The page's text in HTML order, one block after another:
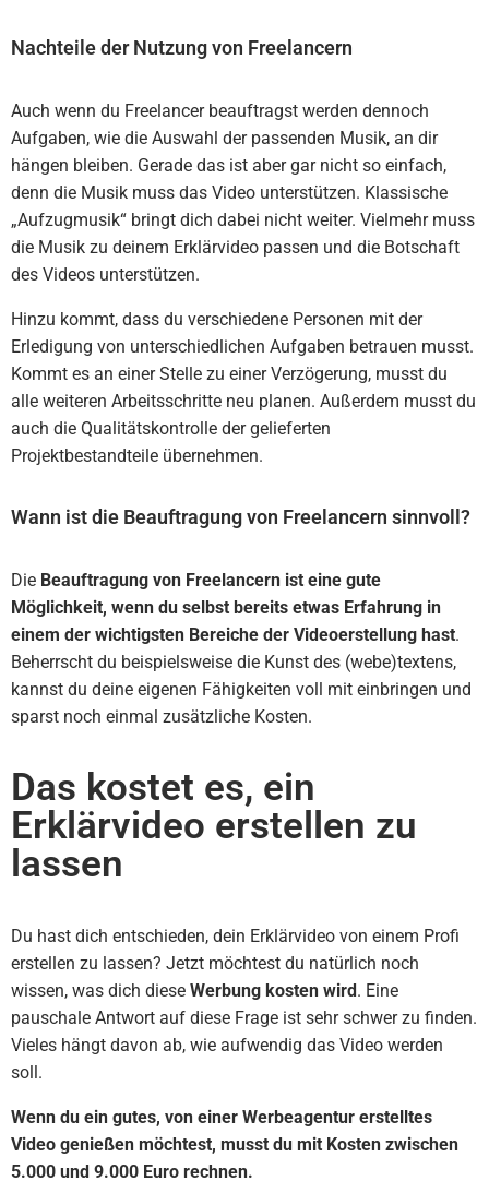
Nachteile der Nutzung von Freelancern
Auch wenn du Freelancer beauftragst werden dennoch
Aufgaben, wie die Auswahl der passenden Musik, an dir
hängen bleiben. Gerade das ist aber gar nicht so einfach,
denn die Musik muss das Video unterstützen. Klassische
„Aufzugmusik“ bringt dich dabei nicht weiter. Vielmehr muss
die Musik zu deinem Erklärvideo passen und die Botschaft
des Videos unterstützen.
Hinzu kommt, dass du verschiedene Personen mit der
Erledigung von unterschiedlichen Aufgaben betrauen musst.
Kommt es an einer Stelle zu einer Verzögerung, musst du
alle weiteren Arbeitsschritte neu planen. Außerdem musst du
auch die Qualitätskontrolle der gelieferten
Projektbestandteile übernehmen.
Wann ist die Beauftragung von Freelancern sinnvoll?
Die Beauftragung von Freelancern ist eine gute
Möglichkeit, wenn du selbst bereits etwas Erfahrung in
einem der wichtigsten Bereiche der Videoerstellung hast.
Beherrscht du beispielsweise die Kunst des (webe)textens,
kannst du deine eigenen Fähigkeiten voll mit einbringen und
sparst noch einmal zusätzliche Kosten.
Das kostet es, ein
Erklärvideo erstellen zu
lassen
Du hast dich entschieden, dein Erklärvideo von einem Profi
erstellen zu lassen? Jetzt möchtest du natürlich noch
wissen, was dich diese Werbung kosten wird. Eine
pauschale Antwort auf diese Frage ist sehr schwer zu finden.
Vieles hängt davon ab, wie aufwendig das Video werden
soll.
Wenn du ein gutes, von einer Werbeagentur erstelltes
Video genießen möchtest, musst du mit Kosten zwischen
5.000 und 9.000 Euro rechnen.